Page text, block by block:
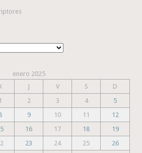
enero 2025
J V S
D
1
2 3 4
5
9 10 11
12
16 17 18
19
23 24 25
26